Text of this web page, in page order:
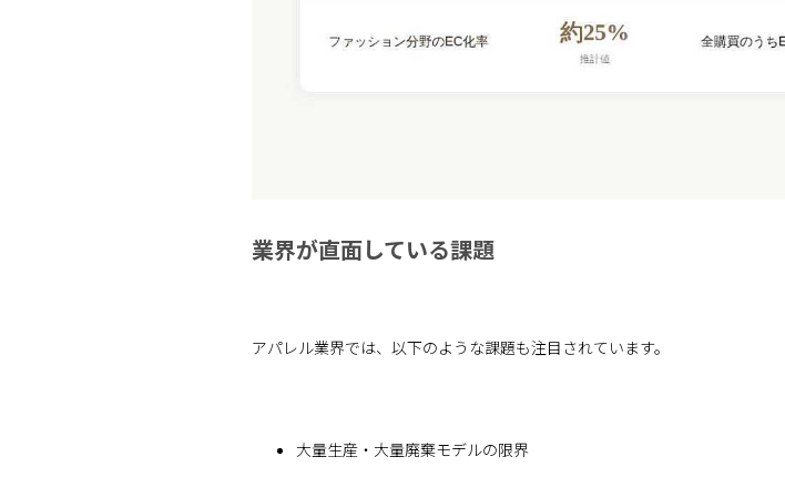
業界が直面している課題
アパレル業界では、以下のような課題も注目されています。
大量生産・大量廃棄モデルの限界